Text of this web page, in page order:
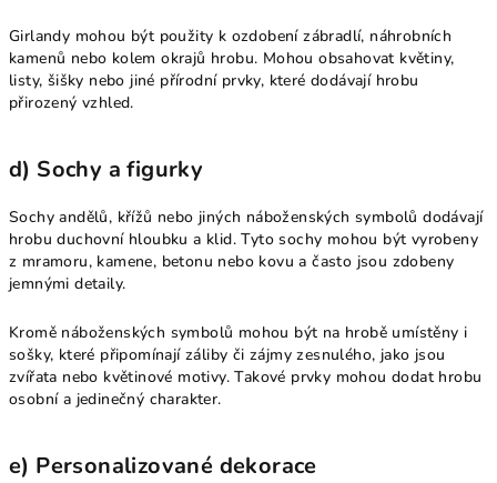
Girlandy mohou být použity k ozdobení zábradlí, náhrobních
kamenů nebo kolem okrajů hrobu. Mohou obsahovat květiny,
listy, šišky nebo jiné přírodní prvky, které dodávají hrobu
přirozený vzhled.
d) Sochy a figurky
Sochy andělů, křížů nebo jiných náboženských symbolů dodávají
hrobu duchovní hloubku a klid. Tyto sochy mohou být vyrobeny
z mramoru, kamene, betonu nebo kovu a často jsou zdobeny
jemnými detaily.
Kromě náboženských symbolů mohou být na hrobě umístěny i
sošky, které připomínají záliby či zájmy zesnulého, jako jsou
zvířata nebo květinové motivy. Takové prvky mohou dodat hrobu
osobní a jedinečný charakter.
e) Personalizované dekorace